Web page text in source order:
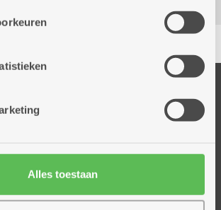
(geanonimiseerd) gebruik van onze
deze gegevens combineren met andere
Alles toestaan
comfort